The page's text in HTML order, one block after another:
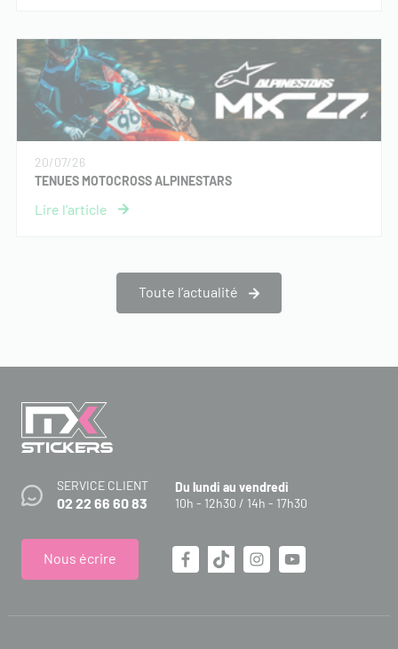
20/07/26
TENUES MOTOCROSS ALPINESTARS
Toute l’actualité
SERVICE CLIENT
02 22 66 60 83
Du lundi au vendredi
10h - 12h30 / 14h - 17h30
Nous écrire